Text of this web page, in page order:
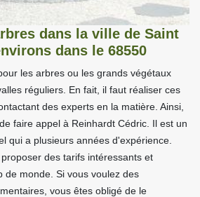
dans la ville de Saint
dans le 68550
les arbres ou les grands végétaux
réguliers. En fait, il faut réaliser ces
des experts en la matière. Ainsi,
faire appel à Reinhardt Cédric. Il est un
qui a plusieurs années d'expérience.
des tarifs intéressants et
de monde. Si vous voulez des
vous êtes obligé de le